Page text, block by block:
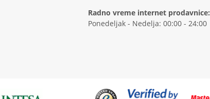
Radno vreme internet prodavnice:
Ponedeljak - Nedelja: 00:00 - 24:00